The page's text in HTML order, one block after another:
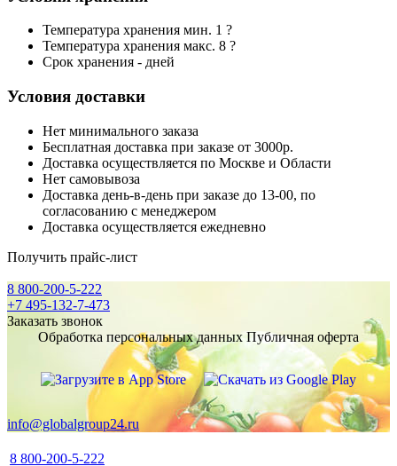
Температура хранения мин. 1 ?
Температура хранения макс. 8 ?
Срок хранения - дней
Условия доставки
Нет минимального заказа
Бесплатная доставка при заказе от 3000р.
Доставка осуществляется по Москве и Области
Нет самовывоза
Доставка день-в-день при заказе до 13-00, по
согласованию с менеджером
Доставка осуществляется ежедневно
Получить прайс-лист
8 800-200-5-222
+7 495-132-7-473
Заказать звонок
Обработка персональных данных Публичная оферта
info@globalgroup24.ru
8 800-200-5-222